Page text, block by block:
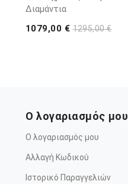
Διαμάντια
1079,00 €1295,00 €
Ο λογαριασμός μου
Ο λογαριασμός μου
Αλλαγή Κωδικού
Ιστορικό Παραγγελιών